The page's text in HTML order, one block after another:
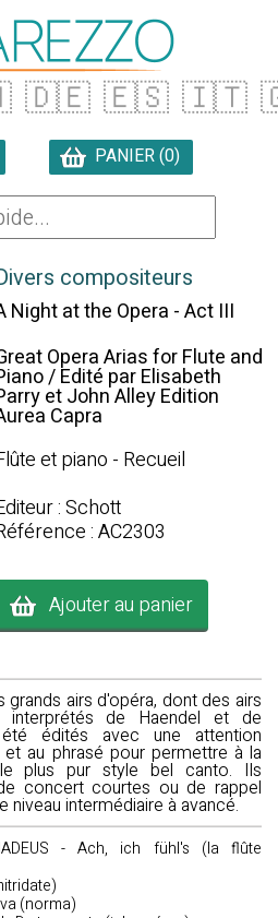
🇩🇪 🇪🇸 🇮🇹
PANIER (0)
compositeurs
Night at the Opera - Act III
Opera Arias for Flute and
/ Edité par Elisabeth
et John Alley Edition
Capra
et piano - Recueil
: Schott
: AC2303
Ajouter au panier
grands airs d'opéra, dont des airs
interprétés de Haendel et de
édités avec une attention
et au phrasé pour permettre à la
plus pur style bel canto. Ils
concert courtes ou de rappel
niveau intermédiaire à avancé.
- Ach, ich fühl's (la flûte
(norma)